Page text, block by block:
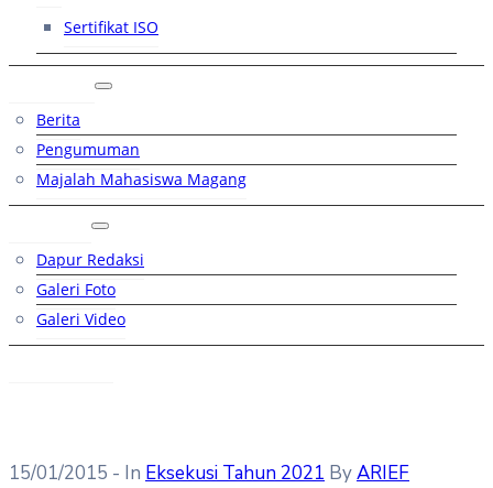
Sertifikat ISO
Berita
Pengumuman
Majalah Mahasiswa Magang
Dapur Redaksi
Galeri Foto
Galeri Video
15/01/2015 - In Eksekusi Tahun 2021 ByARIEF